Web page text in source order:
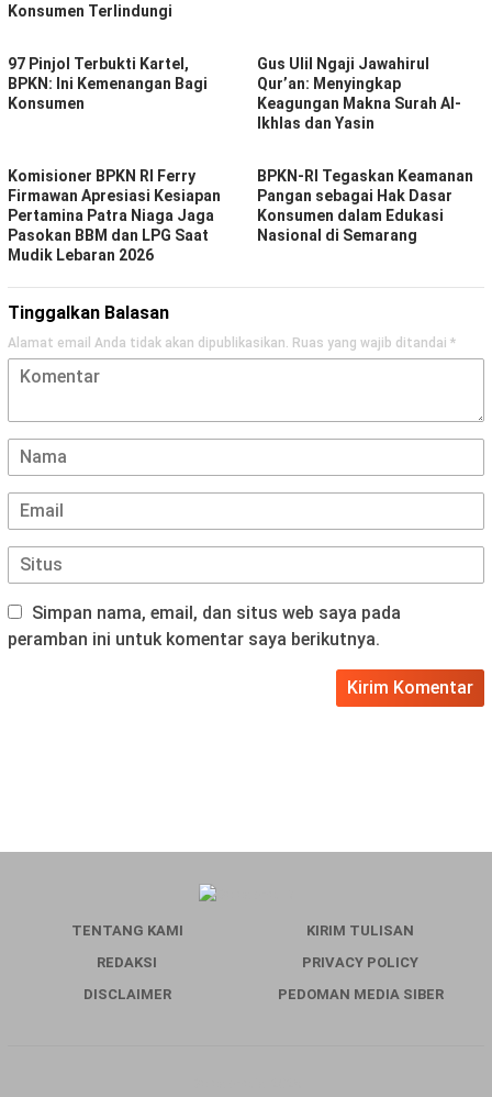
Konsumen Terlindungi
97 Pinjol Terbukti Kartel,
BPKN: Ini Kemenangan Bagi
Konsumen
Gus Ulil Ngaji Jawahirul
Qur’an: Menyingkap
Keagungan Makna Surah Al-
Ikhlas dan Yasin
Komisioner BPKN RI Ferry
Firmawan Apresiasi Kesiapan
Pertamina Patra Niaga Jaga
Pasokan BBM dan LPG Saat
Mudik Lebaran 2026
BPKN-RI Tegaskan Keamanan
Pangan sebagai Hak Dasar
Konsumen dalam Edukasi
Nasional di Semarang
Tinggalkan Balasan
Alamat email Anda tidak akan dipublikasikan. Ruas yang wajib ditandai *
Simpan nama, email, dan situs web saya pada
peramban ini untuk komentar saya berikutnya.
TENTANG KAMI
KIRIM TULISAN
REDAKSI
PRIVACY POLICY
DISCLAIMER
PEDOMAN MEDIA SIBER